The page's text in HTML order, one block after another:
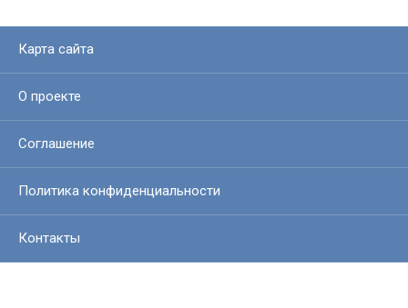
Карта сайта
О проекте
Соглашение
Политика конфиденциальности
Контакты